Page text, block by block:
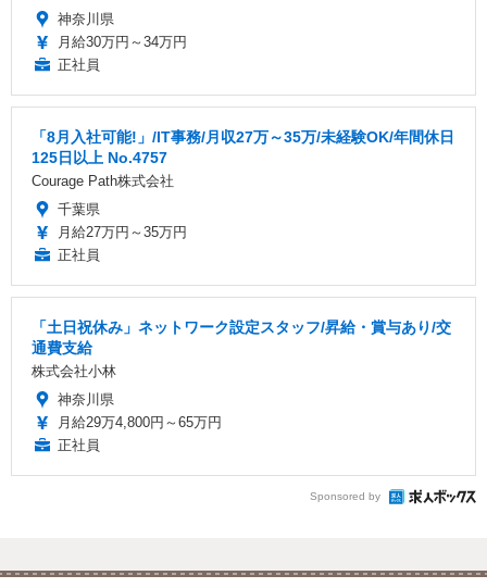
神奈川県
月給30万円～34万円
正社員
「8月入社可能!」/IT事務/月収27万～35万/未経験OK/年間休日
125日以上 No.4757
Courage Path株式会社
千葉県
月給27万円～35万円
正社員
「土日祝休み」ネットワーク設定スタッフ/昇給・賞与あり/交
通費支給
株式会社小林
神奈川県
月給29万4,800円～65万円
正社員
Sponsored by